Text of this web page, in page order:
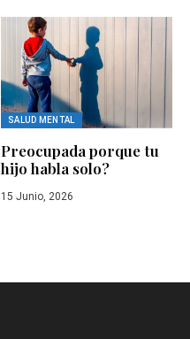
SALUD MENTAL
Preocupada porque tu
hijo habla solo?
15 Junio, 2026